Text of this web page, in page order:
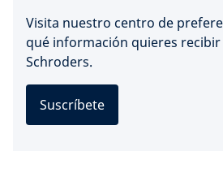
Visita nuestro centro de
qué información quieres
Schroders.
Suscríbete